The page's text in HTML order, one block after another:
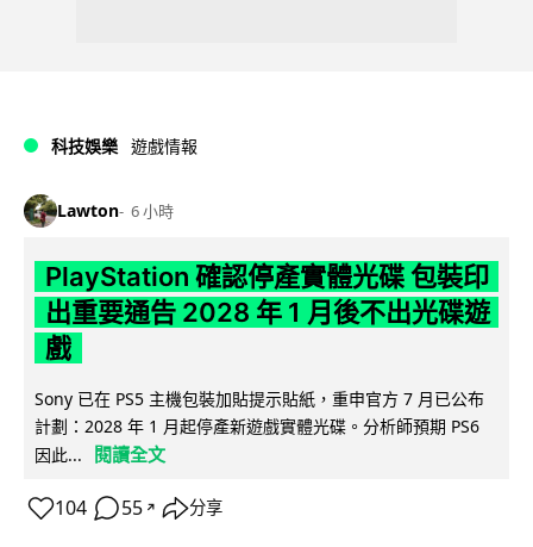
科技娛樂 遊戲情報
Lawton 6 小時
PlayStation 確認停產實體光碟 包裝印
出重要通告 2028 年 1 月後不出光碟遊
戲
Sony 已在 PS5 主機包裝加貼提示貼紙，重申官方 7 月已公布
計劃：2028 年 1 月起停產新遊戲實體光碟。分析師預期 PS6
因此...
閱讀全文
104 55 ↗ 分享